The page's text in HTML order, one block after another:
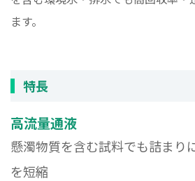
ます。
特長
高流量通液
懸濁物質を含む試料でも詰まり
を短縮